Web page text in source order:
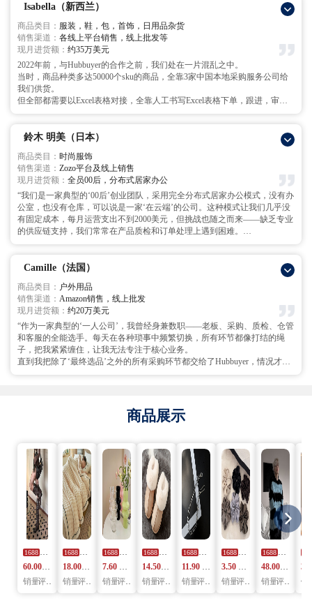
当时很震惊，见积书的出厂价还不到原先价格的一半都不到。
在Hubbuyer的建议与全程跟进下之下，我们很快得到了产品样品与第一批工
厂生产的产品，品质也达到了我们的标准。
效果是立竿见影的。同样品质的商品，采购价从12美元直接降到了5.2美
元！成本压力大幅减轻，利润空间也大大增加。
Hubbuyer已然成为战友一样的合作伙伴。愿我们友谊长存！。
Isabella（新西兰）
商品类目： 服装，鞋，包，首饰，日用品杂货
销售渠道： 各线上平台销售，线上批发等
现月进货额： 约35万美元
2022年前，与Hubbuyer的合作之前，我们处在一片混乱之中。
当时，商品种类多达50000个sku的商品，全靠3家中国本地采购服务公司给
我们供货。
但全部都需要以Excel表格对接，全靠人工书写Excel表格下单，跟进，审
12人之多，含检品复查人员仓库就有20多人。
后来在朋友的推荐下，我们开始和Hubbuyer合作。才接触到了Hubbuyer自主
开发的专业采购系统。
一开始接触这一系统，对于用惯了Excel的我感觉很不习惯，但尝试了一次后
发现非常简单，功能俱全，效率也很高。
特别是采购过一次的复购商品，只摁一键导入即可，基于系统的数字化的记
忆，再也不用一一填写和修改。
对于我们来讲最直观的变化是人效。采购团队从几年前的12人减到3人，仓
库从20人减到5人，人手减少了75%，
于销售拓展上。
现在，与Hubbuyer的合作很顺畅，他们负责后端的采购进货环节，我们专注
前端的开发市场与销售。精准的行业分工让每个人都能做自己最擅长的事，
这正是我们能稳步成长、持续扩张的关键。”
鈴木 明美（日本）
商品类目： 时尚服饰
销售渠道： Zozo平台及线上销售
现月进货额： 全员00后，分布式居家办公
“我们是一家典型的‘00后’创业团队，采用完全分布式居家办公模式，没有办
公室，也没有仓库，可以说是一家‘在云端’的公司。这种模式让我们几乎没
有固定成本，每月运营支出不到2000美元，但挑战也随之而来——缺乏专业
的供应链支持，我们常常在产品质检和订单处理上遇到困难。
Hubbuyer合作，从试探性的200件T恤开始，收到的第一份质检报告就让我们
彻底折服——高清照片标注每个细节，详尽的测量数据，甚至包含了面料的
色牢度测试。
合作至今，Hubbuyer已成为我们最可靠的‘后勤部’，稳稳接住了所有我们‘没
有’的环节。他们已为我们处理了13个批次、约8000件服装的采购与质检，
每批货的质检报告都直接同步，让产品质量一目了然。
真正的考验出现在去年黑色星期五。我们的一款复古卫衣在社交媒体爆红，
单日订单飙升至400多件，远超我们的处理能力。在我们焦急万分时，
Hubbuyer连夜增派人手，不仅所有订单都在48小时内发出，还实时更新了物
势与市场营销。对于像我们这样轻资产创业的团队而言，Hubbuyer不只是供
应商，更是我们团队延伸出去的‘供应链部门’，是我们能从云端梦想走到踏
Camille（法国）
商品类目： 户外用品
销售渠道： Amazon销售，线上批发
现月进货额： 约20万美元
“作为一家典型的‘一人公司’，我曾经身兼数职——老板、采购、质检、仓管
和客服的全能选手。每天在各种琐事中频繁切换，所有环节都像打结的绳
子，把我紧紧缠住，让我无法专注于核心业务。
直到我把除了‘最终选品’之外的所有采购环节都交给了Hubbuyer，情况才发
稳过渡，Hubbuyer的系统记录和专业知识让我实现了真正的‘零后顾之忧’。
现在，我可以把所有精力都投入到市场研究和营销策划上，业务效率大幅提
总监。这种背靠背的信任与合作默契，正是我们持续成长最坚实的基石。有
了Hubbuyer的专业支持，我这个‘一人公司’也能在竞争激烈的户外用品市场
中稳步发展。”
商品展示
1688
褶皱堆堆长筒靴女西部靴粗跟不过膝皮带扣裤管靴
60.00
9.600USD
销量：440
评分： 3.0
1688
跨境2025新款金龟绒多功能毛毯高克重法莱绒牛奶绒毯子双人
18.00
2.880USD
销量：2723
评分： 5.0
1688
简约高级感中古芬顿奶油玻璃花瓶水养鲜花干花花
7.601.216USD
销量：0
评分： 5.0
1688
爆款棉拖鞋女秋冬季家居情侣保暖家用
14.50
2.320USD
销量：24984
评分： 4.8
1688
美式复古亮银金属财布链 嘻
11.901.904USD
销量：1413
评分： 5.0
1688
韩版新款满天星缎
3.500.560USD
销量：2114
评分： 5.0
1688
2024秋
48.00
7.680
销量：158
评分： 4.0
销